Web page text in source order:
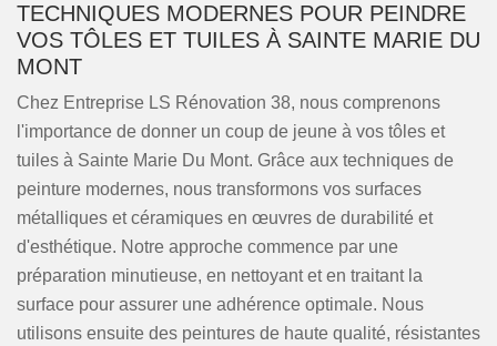
TECHNIQUES MODERNES POUR PEINDRE
VOS TÔLES ET TUILES À SAINTE MARIE DU
MONT
Chez Entreprise LS Rénovation 38, nous comprenons
l'importance de donner un coup de jeune à vos tôles et
tuiles à Sainte Marie Du Mont. Grâce aux techniques de
peinture modernes, nous transformons vos surfaces
métalliques et céramiques en œuvres de durabilité et
d'esthétique. Notre approche commence par une
préparation minutieuse, en nettoyant et en traitant la
surface pour assurer une adhérence optimale. Nous
utilisons ensuite des peintures de haute qualité, résistantes